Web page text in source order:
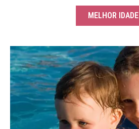
MELHOR IDADE